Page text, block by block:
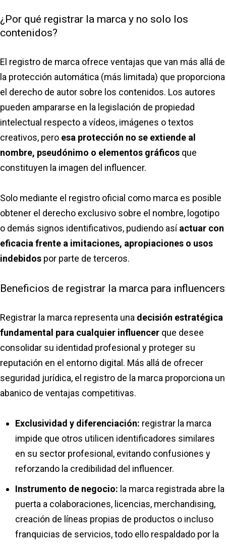
¿Por qué registrar la marca y no solo los
contenidos?
El registro de marca ofrece ventajas que van más allá de
la protección automática (más limitada) que proporciona
el derecho de autor sobre los contenidos. Los autores
pueden ampararse en la legislación de propiedad
intelectual respecto a vídeos, imágenes o textos
creativos, pero esa protección no se extiende al
nombre, pseudónimo o elementos gráficos que
constituyen la imagen del influencer.
Solo mediante el registro oficial como marca es posible
obtener el derecho exclusivo sobre el nombre, logotipo
o demás signos identificativos, pudiendo asíactuar con
eficacia frente a imitaciones, apropiaciones o usos
indebidos por parte de terceros.
Beneficios de registrar la marca para influencers
Registrar la marca representa una decisión estratégica
fundamental para cualquier influencer que desee
consolidar su identidad profesional y proteger su
reputación en el entorno digital. Más allá de ofrecer
seguridad jurídica, el registro de la marca proporciona un
abanico de ventajas competitivas.
Exclusividad y diferenciación: registrar la marca
impide que otros utilicen identificadores similares
en su sector profesional, evitando confusiones y
reforzando la credibilidad del influencer.
Instrumento de negocio: la marca registrada abre la
puerta a colaboraciones, licencias, merchandising,
creación de líneas propias de productos o incluso
franquicias de servicios, todo ello respaldado por la